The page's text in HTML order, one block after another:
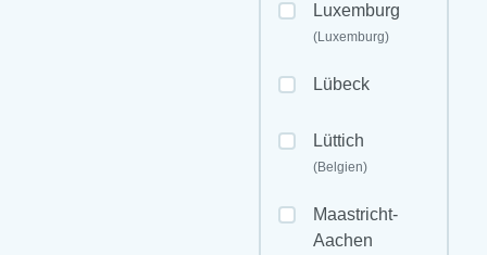
Luxemburg
(Luxemburg)
Lübeck
Lüttich
(Belgien)
Maastricht-
Aachen